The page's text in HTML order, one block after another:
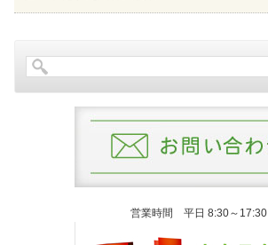
営業時間 平日 8:30～17:30